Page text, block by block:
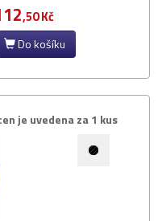
,50 Kč
Do košíku
je uvedena za 1 kus